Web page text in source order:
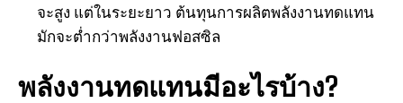
จะสูง แต่ในระยะยาว ต้นทุนการผลิตพลังงานทดแทน
มักจะต่ำกว่าพลังงานฟอสซิล
พลังงานทดแทนมีอะไรบ้าง?